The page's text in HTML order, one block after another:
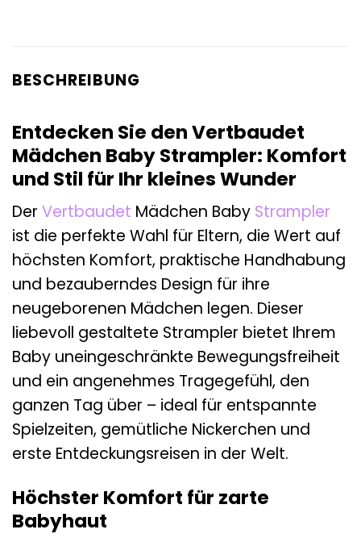
BESCHREIBUNG
Entdecken Sie den Vertbaudet
Mädchen Baby Strampler: Komfort
und Stil für Ihr kleines Wunder
Der Vertbaudet Mädchen Baby Strampler
ist die perfekte Wahl für Eltern, die Wert auf
höchsten Komfort, praktische Handhabung
und bezauberndes Design für ihre
neugeborenen Mädchen legen. Dieser
liebevoll gestaltete Strampler bietet Ihrem
Baby uneingeschränkte Bewegungsfreiheit
und ein angenehmes Tragegefühl, den
ganzen Tag über – ideal für entspannte
Spielzeiten, gemütliche Nickerchen und
erste Entdeckungsreisen in der Welt.
Höchster Komfort für zarte
Babyhaut